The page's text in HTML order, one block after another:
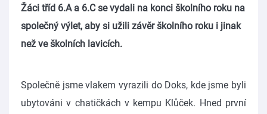
Žáci tříd 6.A a 6.C se vydali na konci školního roku na
společný výlet, aby si užili závěr školního roku i jinak
než ve školních lavicích.
Společně jsme vlakem vyrazili do Doks, kde jsme byli
ubytováni v chatičkách v kempu Klůček. Hned první